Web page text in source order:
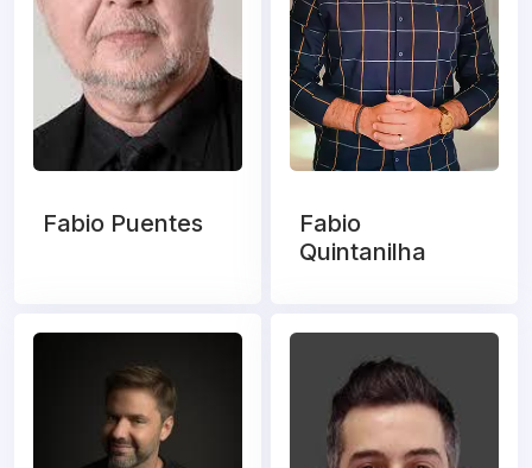
Fabio Puentes
Fabio
Quintanilha